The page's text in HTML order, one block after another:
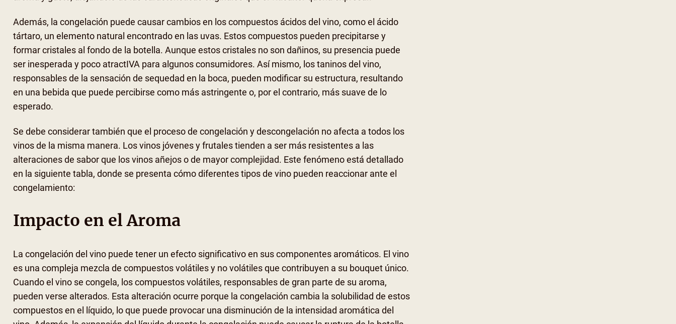
Además, la congelación puede causar cambios en los compuestos ácidos del vino, como el ácido
tártaro, un elemento natural encontrado en las uvas. Estos compuestos pueden precipitarse y
formar cristales al fondo de la botella. Aunque estos cristales no son dañinos, su presencia puede
ser inesperada y poco atractIVA para algunos consumidores. Así mismo, los taninos del vino,
responsables de la sensación de sequedad en la boca, pueden modificar su estructura, resultando
en una bebida que puede percibirse como más astringente o, por el contrario, más suave de lo
esperado.
Se debe considerar también que el proceso de congelación y descongelación no afecta a todos los
vinos de la misma manera. Los vinos jóvenes y frutales tienden a ser más resistentes a las
alteraciones de sabor que los vinos añejos o de mayor complejidad. Este fenómeno está detallado
en la siguiente tabla, donde se presenta cómo diferentes tipos de vino pueden reaccionar ante el
congelamiento:
Impacto en el Aroma
La congelación del vino puede tener un efecto significativo en sus componentes aromáticos. El vino
es una compleja mezcla de compuestos volátiles y no volátiles que contribuyen a su bouquet único.
Cuando el vino se congela, los compuestos volátiles, responsables de gran parte de su aroma,
pueden verse alterados. Esta alteración ocurre porque la congelación cambia la solubilidad de estos
compuestos en el líquido, lo que puede provocar una disminución de la intensidad aromática del